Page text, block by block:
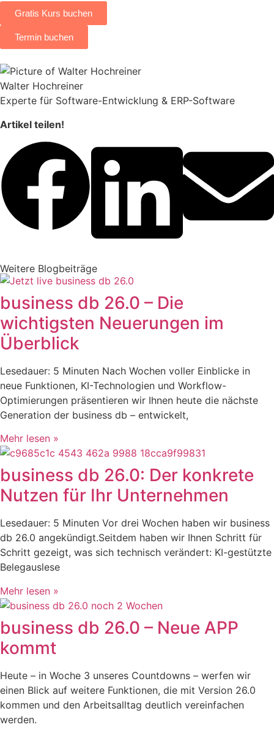
Gratis Kurs buchen
Termin buchen
Walter Hochreiner
Experte für Software-Entwicklung & ERP-Software
Artikel teilen!
Weitere Blogbeiträge
business db 26.0 – Die
wichtigsten Neuerungen im
Überblick
Lesedauer: 5 Minuten Nach Wochen voller Einblicke in
neue Funktionen, KI-Technologien und Workflow-
Optimierungen präsentieren wir Ihnen heute die nächste
Generation der business db – entwickelt,
Mehr lesen »
business db 26.0: Der konkrete
Nutzen für Ihr Unternehmen
Lesedauer: 5 Minuten Vor drei Wochen haben wir business
db 26.0 angekündigt.Seitdem haben wir Ihnen Schritt für
Schritt gezeigt, was sich technisch verändert: KI-gestützte
Belegauslese
Mehr lesen »
business db 26.0 – Neue APP
kommt
Heute – in Woche 3 unseres Countdowns – werfen wir
einen Blick auf weitere Funktionen, die mit Version 26.0
kommen und den Arbeitsalltag deutlich vereinfachen
werden.